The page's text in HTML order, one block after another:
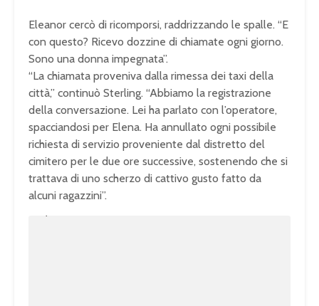
Eleanor cercò di ricomporsi, raddrizzando le spalle. “E
con questo? Ricevo dozzine di chiamate ogni giorno.
Sono una donna impegnata”.
“La chiamata proveniva dalla rimessa dei taxi della
città,” continuò Sterling. “Abbiamo la registrazione
della conversazione. Lei ha parlato con l’operatore,
spacciandosi per Elena. Ha annullato ogni possibile
richiesta di servizio proveniente dal distretto del
cimitero per le due ore successive, sostenendo che si
trattava di uno scherzo di cattivo gusto fatto da
alcuni ragazzini”.